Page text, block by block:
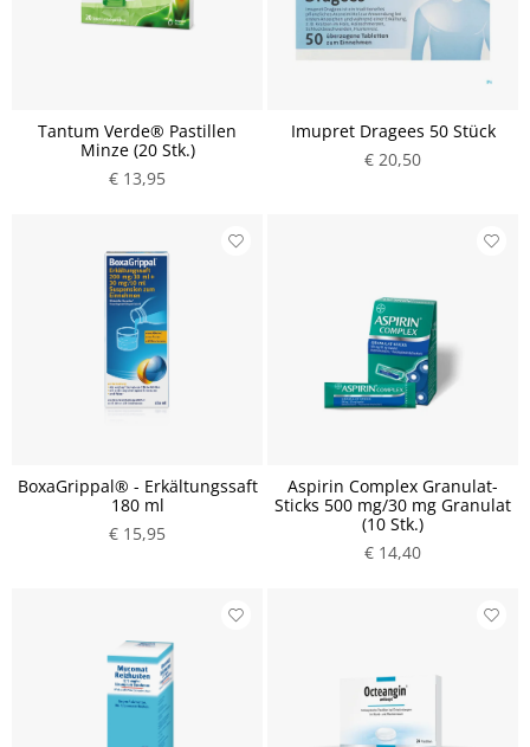
Tantum Verde® Pastillen
Minze (20 Stk.)
€ 13,95
Imupret Dragees 50 Stück
€ 20,50
BoxaGrippal® - Erkältungssaft
180 ml
€ 15,95
Aspirin Complex Granulat-
Sticks 500 mg/30 mg Granulat
(10 Stk.)
€ 14,40